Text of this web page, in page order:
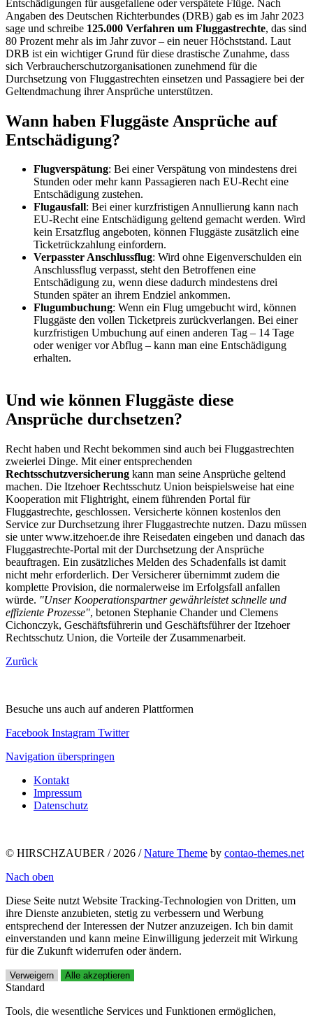
Entschädigungen für ausgefallene oder verspätete Flüge. Nach
Angaben des Deutschen Richterbundes (DRB) gab es im Jahr 2023
sage und schreibe 125.000 Verfahren um Fluggastrechte, das sind
80 Prozent mehr als im Jahr zuvor – ein neuer Höchststand. Laut
DRB ist ein wichtiger Grund für diese drastische Zunahme, dass
sich Verbraucherschutzorganisationen zunehmend für die
Durchsetzung von Fluggastrechten einsetzen und Passagiere bei der
Geltendmachung ihrer Ansprüche unterstützen.
Wann haben Fluggäste Ansprüche auf
Entschädigung?
Flugverspätung: Bei einer Verspätung von mindestens drei
Stunden oder mehr kann Passagieren nach EU-Recht eine
Entschädigung zustehen.
Flugausfall: Bei einer kurzfristigen Annullierung kann nach
EU-Recht eine Entschädigung geltend gemacht werden. Wird
kein Ersatzflug angeboten, können Fluggäste zusätzlich eine
Ticketrückzahlung einfordern.
Verpasster Anschlussflug: Wird ohne Eigenverschulden ein
Anschlussflug verpasst, steht den Betroffenen eine
Entschädigung zu, wenn diese dadurch mindestens drei
Stunden später an ihrem Endziel ankommen.
Flugumbuchung: Wenn ein Flug umgebucht wird, können
Fluggäste den vollen Ticketpreis zurückverlangen. Bei einer
kurzfristigen Umbuchung auf einen anderen Tag – 14 Tage
oder weniger vor Abflug – kann man eine Entschädigung
erhalten.
Und wie können Fluggäste diese
Ansprüche durchsetzen?
Recht haben und Recht bekommen sind auch bei Fluggastrechten
zweierlei Dinge. Mit einer entsprechenden
Rechtsschutzversicherung kann man seine Ansprüche geltend
machen. Die Itzehoer Rechtsschutz Union beispielsweise hat eine
Kooperation mit Flightright, einem führenden Portal für
Fluggastrechte, geschlossen. Versicherte können kostenlos den
Service zur Durchsetzung ihrer Fluggastrechte nutzen. Dazu müssen
sie unter www.itzehoer.de ihre Reisedaten eingeben und danach das
Fluggastrechte-Portal mit der Durchsetzung der Ansprüche
beauftragen. Ein zusätzliches Melden des Schadenfalls ist damit
nicht mehr erforderlich. Der Versicherer übernimmt zudem die
komplette Provision, die normalerweise im Erfolgsfall anfallen
würde. "Unser Kooperationspartner gewährleistet schnelle und
effiziente Prozesse", betonen Stephanie Chander und Clemens
Cichonczyk, Geschäftsführerin und Geschäftsführer der Itzehoer
Rechtsschutz Union, die Vorteile der Zusammenarbeit.
Zurück
Besuche uns auch auf anderen Plattformen
Facebook Instagram Twitter
Navigation überspringen
Kontakt
Impressum
Datenschutz
© HIRSCHZAUBER / 2026 /Nature Theme by contao-themes.net
Nach oben
Diese Seite nutzt Website Tracking-Technologien von Dritten, um
ihre Dienste anzubieten, stetig zu verbessern und Werbung
entsprechend der Interessen der Nutzer anzuzeigen. Ich bin damit
einverstanden und kann meine Einwilligung jederzeit mit Wirkung
für die Zukunft widerrufen oder ändern.
Verweigern Alle akzeptieren
Standard
Tools, die wesentliche Services und Funktionen ermöglichen,